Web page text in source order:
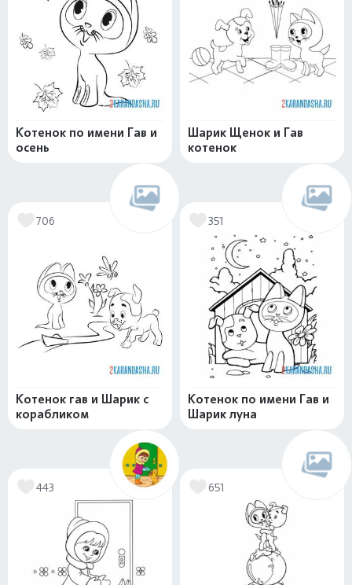
Котенок по имени Гав и
осень
Шарик Щенок и Гав
котенок
706
Котенок гав и Шарик с
корабликом
351
Котенок по имени Гав и
Шарик луна
443 651